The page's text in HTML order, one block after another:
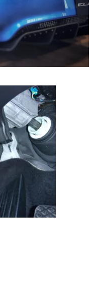
にも、オンラインで
インでのご連絡をご